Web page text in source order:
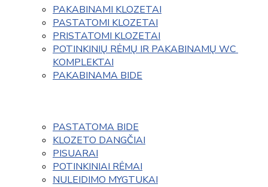
PAKABINAMI KLOZETAI
PASTATOMI KLOZETAI
PRISTATOMI KLOZETAI
POTINKINIŲ RĖMŲ IR PAKABINAMŲ WC
KOMPLEKTAI
PAKABINAMA BIDE
PASTATOMA BIDE
KLOZETO DANGČIAI
PISUARAI
POTINKINIAI RĖMAI
NULEIDIMO MYGTUKAI